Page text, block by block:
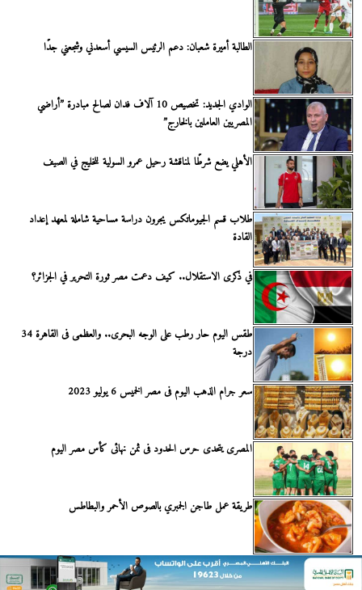
الطالبة أميرة شعبان: دعم الرئيس السيسي أسعدني وشجعني جدًا
الوادي الجديد: تخصيص 10 آلاف فدان لصالح مبادرة ”أراضي
المصريين العاملين بالخارج”
الأهلي يضع شرطًا لمناقشة رحيل عمرو السولية للخليج في الصيف
طلاب قسم الجيوماتكس يجرون دراسة مساحية شاملة لمعهد إعداد
القادة
في ذكرى الاستقلال.. كيف دعمت مصر ثورة التحرير في الجزائر؟
طقس اليوم حار رطب على الوجه البحرى.. والعظمى فى القاهرة 34
درجة
سعر جرام الذهب اليوم فى مصر الخميس 6 يوليو 2023
المصرى يتحدى حرس الحدود فى ثمن نهائى كأس مصر اليوم
طريقة عمل طاجن الجمبري بالصوص الأحمر والبطاطس